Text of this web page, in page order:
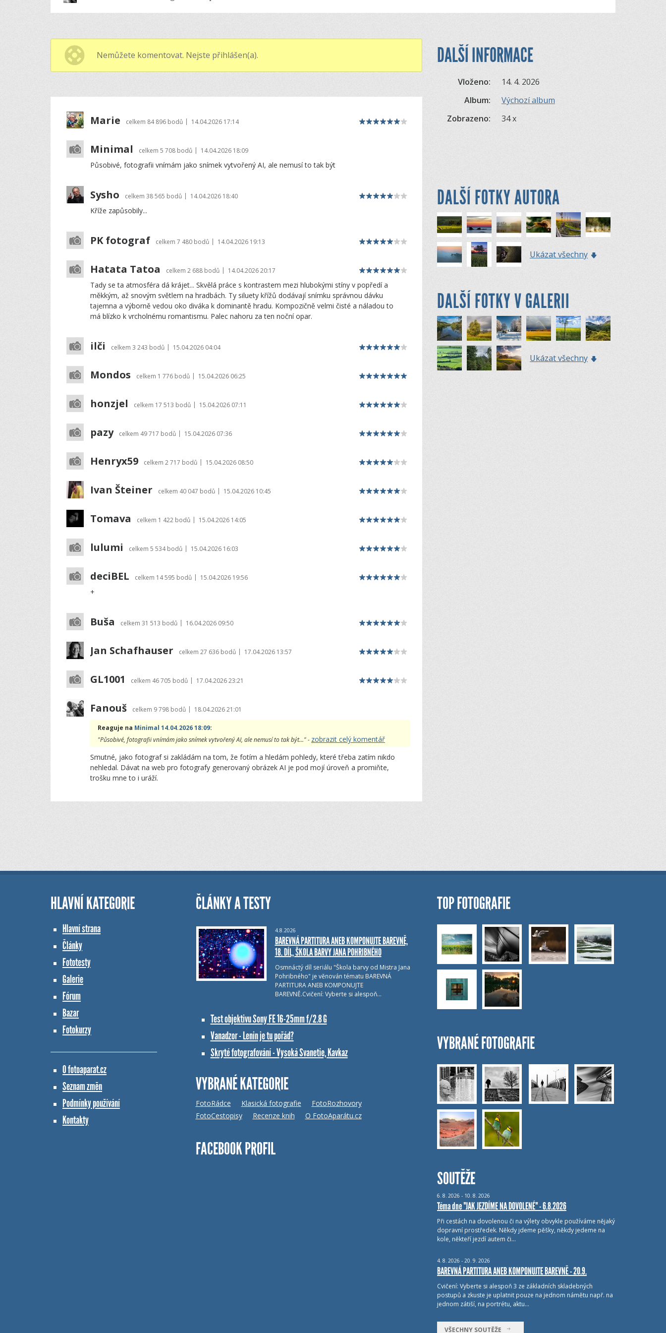
Nemůžete komentovat. Nejste přihlášen(a).
Marie celkem 84 896 bodů | 14.04.2026 17:14
Minimal celkem 5 708 bodů | 14.04.2026 18:09
Působivé, fotografii vnímám jako snímek vytvořený AI, ale nemusí to tak být
Sysho celkem 38 565 bodů | 14.04.2026 18:40
Kříže zapůsobily...
PK fotograf celkem 7 480 bodů | 14.04.2026 19:13
Hatata Tatoa celkem 2 688 bodů | 14.04.2026 20:17
Tady se ta atmosféra dá krájet... Skvělá práce s kontrastem mezi hlubokými stíny v popředí a
měkkým, až snovým světlem na hradbách. Ty siluety křížů dodávají snímku správnou dávku
tajemna a výborně vedou oko diváka k dominantě hradu. Kompozičně velmi čisté a náladou to
má blízko k vrcholnému romantismu. Palec nahoru za ten noční opar.
ilči celkem 3 243 bodů | 15.04.2026 04:04
Mondos celkem 1 776 bodů | 15.04.2026 06:25
honzjel celkem 17 513 bodů | 15.04.2026 07:11
pazy celkem 49 717 bodů | 15.04.2026 07:36
Henryx59 celkem 2 717 bodů | 15.04.2026 08:50
Ivan Šteiner celkem 40 047 bodů | 15.04.2026 10:45
Tomava celkem 1 422 bodů | 15.04.2026 14:05
lulumi celkem 5 534 bodů | 15.04.2026 16:03
deciBEL celkem 14 595 bodů | 15.04.2026 19:56
+
Buša celkem 31 513 bodů | 16.04.2026 09:50
Jan Schafhauser celkem 27 636 bodů | 17.04.2026 13:57
GL1001 celkem 46 705 bodů | 17.04.2026 23:21
Fanouš celkem 9 798 bodů | 18.04.2026 21:01
Reaguje na Minimal 14.04.2026 18:09:
"Působivé, fotografii vnímám jako snímek vytvořený AI, ale nemusí to tak být..." - zobrazit celý komentář
Smutné, jako fotograf si zakládám na tom, že fotím a hledám pohledy, které třeba zatím nikdo
nehledal. Dávat na web pro fotografy generovaný obrázek AI je pod mojí úroveň a promiňte,
trošku mne to i uráží.
DALŠÍ INFORMACE
Vloženo:
14. 4. 2026
Album:
Výchozí album
Zobrazeno:
34 x
DALŠÍ FOTKY AUTORA
Ukázat všechny
DALŠÍ FOTKY V GALERII
Ukázat všechny
HLAVNÍ KATEGORIE
Hlavní strana
Články
Fototesty
Galerie
Fórum
Bazar
Fotokurzy
O fotoaparat.cz
Seznam změn
Podmínky používání
Kontakty
ČLÁNKY A TESTY
4.8.2026
BAREVNÁ PARTITURA ANEB KOMPONUJTE BAREVNĚ,
18. DÍL, ŠKOLA BARVY JANA POHRIBNÉHO
Osmnáctý díl seriálu "Škola barvy od Mistra Jana
Pohribného" je věnován tématu BAREVNÁ
PARTITURA ANEB KOMPONUJTE
BAREVNĚ.Cvičení: Vyberte si alespoň…
Test objektivu Sony FE 16-25mm f/2.8 G
Vanadzor - Lenin je tu pořád?
Skryté fotografování - Vysoká Svanetie, Kavkaz
VYBRANÉ KATEGORIE
FotoRádce Klasická fotografie
FotoRozhovory
FotoCestopisy
Recenze knih O FotoAparátu.cz
FACEBOOK PROFIL
TOP FOTOGRAFIE
VYBRANÉ FOTOGRAFIE
SOUTĚŽE
6. 8. 2026 - 10. 8. 2026
Téma dne "JAK JEZDÍME NA DOVOLENÉ" - 6.8.2026
Při cestách na dovolenou či na výlety obvykle používáme nějaký
dopravní prostředek. Někdy jdeme pěšky, někdy jedeme na
kole, někteří jezdí autem či…
4. 8. 2026 - 20. 9. 2026
BAREVNÁ PARTITURA ANEB KOMPONUJTE BAREVNĚ - 20.9.
Cvičení: Vyberte si alespoň 3 ze základních skladebných
postupů a zkuste je uplatnit pouze na jednom námětu např. na
jednom zátiší, na portrétu, aktu…
VŠECHNY SOUTĚŽE